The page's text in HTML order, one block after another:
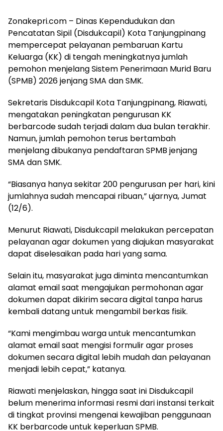
Zonakepri.com – Dinas Kependudukan dan
Pencatatan Sipil (Disdukcapil) Kota Tanjungpinang
mempercepat pelayanan pembaruan Kartu
Keluarga (KK) di tengah meningkatnya jumlah
pemohon menjelang Sistem Penerimaan Murid Baru
(SPMB) 2026 jenjang SMA dan SMK.
Sekretaris Disdukcapil Kota Tanjungpinang, Riawati,
mengatakan peningkatan pengurusan KK
berbarcode sudah terjadi dalam dua bulan terakhir.
Namun, jumlah pemohon terus bertambah
menjelang dibukanya pendaftaran SPMB jenjang
SMA dan SMK.
“Biasanya hanya sekitar 200 pengurusan per hari, kini
jumlahnya sudah mencapai ribuan,” ujarnya, Jumat
(12/6).
Menurut Riawati, Disdukcapil melakukan percepatan
pelayanan agar dokumen yang diajukan masyarakat
dapat diselesaikan pada hari yang sama.
Selain itu, masyarakat juga diminta mencantumkan
alamat email saat mengajukan permohonan agar
dokumen dapat dikirim secara digital tanpa harus
kembali datang untuk mengambil berkas fisik.
“Kami mengimbau warga untuk mencantumkan
alamat email saat mengisi formulir agar proses
dokumen secara digital lebih mudah dan pelayanan
menjadi lebih cepat,” katanya.
Riawati menjelaskan, hingga saat ini Disdukcapil
belum menerima informasi resmi dari instansi terkait
di tingkat provinsi mengenai kewajiban penggunaan
KK berbarcode untuk keperluan SPMB.